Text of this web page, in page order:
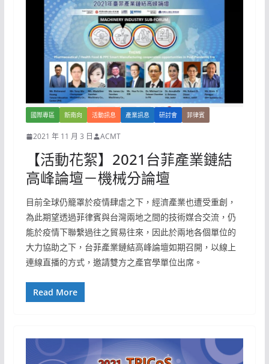
國際專區 新南向 活動訊息 產業訊息 研討會 菲律賓
2021 年 11 月 3 日 ACMT
【活動花絮】2021台菲產業鏈結
高峰論壇－機械分論壇
目前全球仍籠罩於疫情肆虐之下，經濟產業也遭受重創，
為此期望透過菲律賓與台灣兩地之間的技術媒合交流，仍
能於疫情下聯繫過往之貿易往來，因此於兩地各個單位的
大力協助之下，台菲產業鏈結高峰論壇如期召開，以線上
連線直播的方式，邀請雙方之產官學單位出席。
Read More